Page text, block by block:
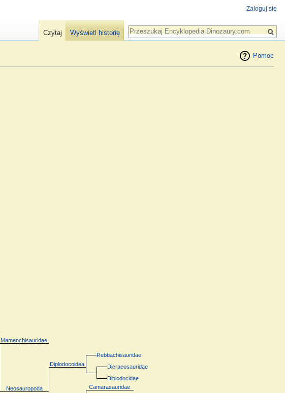
Pomoc
Mamenchisauridae
Neosauropoda
Diplodocoidea
Rebbachisauridae
Dicraeosauridae
Diplodocidae
Camarasauridae
Zaloguj się
Czytaj Wyświetl historię
Szukaj